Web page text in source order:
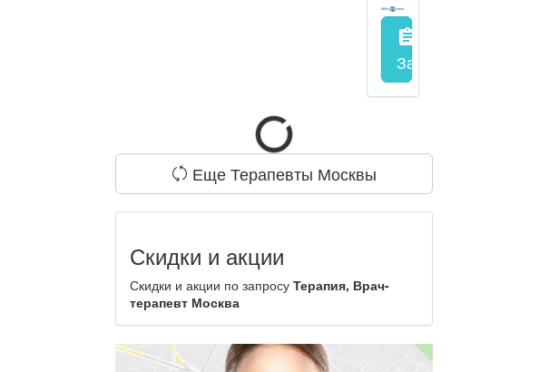
assignment
Запись на прием
Еще Терапевты Москвы
Скидки и акции
Скидки и акции по запросу Терапия, Врач-
терапевт Москва